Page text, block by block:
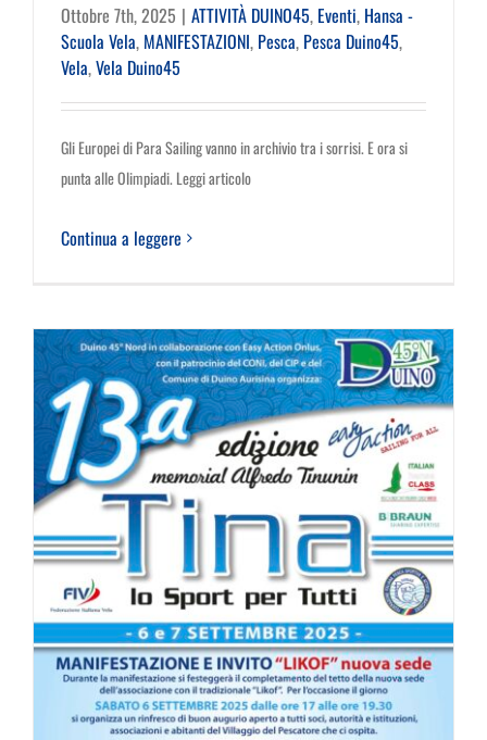
Ottobre 7th, 2025 | ATTIVITÀ DUINO45, Eventi, Hansa -
Scuola Vela, MANIFESTAZIONI, Pesca, Pesca Duino45,
Vela,Vela Duino45
Gli Europei di Para Sailing vanno in archivio tra i sorrisi. E ora si
punta alle Olimpiadi. Leggi articolo
Continua a leggere